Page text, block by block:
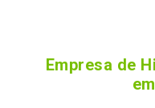
Empresa de